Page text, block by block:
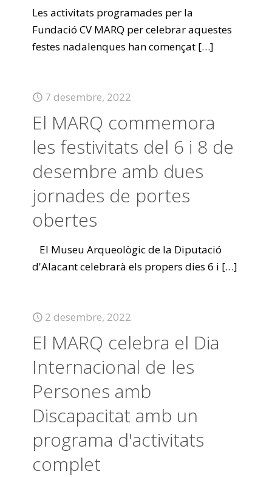
Les activitats programades per la
Fundació CV MARQ per celebrar aquestes
festes nadalenques han començat […]
7 desembre, 2022
El MARQ commemora
les festivitats del 6 i 8 de
desembre amb dues
jornades de portes
obertes
El Museu Arqueològic de la Diputació
d'Alacant celebrarà els propers dies 6 i […]
2 desembre, 2022
El MARQ celebra el Dia
Internacional de les
Persones amb
Discapacitat amb un
programa d'activitats
complet